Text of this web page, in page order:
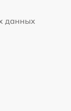
данных